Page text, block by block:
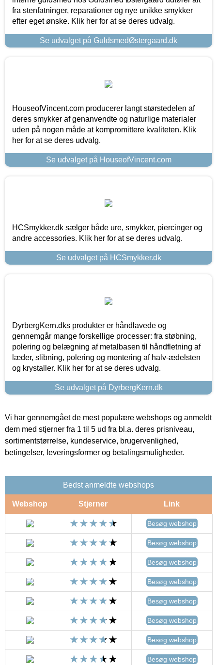
fra stenfatninger, reparationer og nye unikke smykker
efter eget ønske. Klik her for at se deres udvalg.
Se udvalget på GuldsmedØstergaard.dk
HouseofVincent.com producerer langt størstedelen af
deres smykker af genanvendte og naturlige materialer
uden på nogen måde at kompromittere kvaliteten. Klik
her for at se deres udvalg.
Se udvalget på HouseofVincent.com
HCSmykker.dk sælger både ure, smykker, piercinger og
andre accessories. Klik her for at se deres udvalg.
Se udvalget på HCSmykker.dk
DyrbergKern.dks produkter er håndlavede og
gennemgår mange forskellige processer: fra støbning,
polering og belægning af metalbasen til håndfletning af
læder, slibning, polering og montering af halv-ædelsten
og krystaller. Klik her for at se deres udvalg.
Se udvalget på DyrbergKern.dk
Vi har gennemgået de mest populære webshops og anmeldt
dem med stjerner fra 1 til 5 ud fra bl.a. deres prisniveau,
sortimentstørrelse, kundeservice, brugervenlighed,
betingelser, leveringsformer og betalingsmuligheder.
Bedst anmeldte webshops
Webshop Stjerner Link
Besøg webshop
Besøg webshop
Besøg webshop
Besøg webshop
Besøg webshop
Besøg webshop
Besøg webshop
Besøg webshop